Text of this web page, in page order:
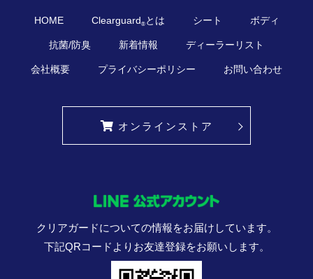
HOME Clearguard®とは シート ボディ
抗菌/防臭 新着情報 ディーラーリスト
会社概要 プライバシーポリシー お問い合わせ
オンラインストア
クリアガードについての情報をお届けしています。
下記QRコードよりお友達登録をお願いします。